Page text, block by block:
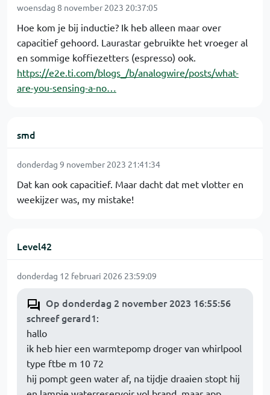
woensdag 8 november 2023 20:37:05
Hoe kom je bij inductie? Ik heb alleen maar over
capacitief gehoord. Laurastar gebruikte het vroeger al
en sommige koffiezetters (espresso) ook.
https://e2e.ti.com/blogs_/b/analogwire/posts/what-
are-you-sensing-a-no…
smd
donderdag 9 november 2023 21:41:34
Dat kan ook capacitief. Maar dacht dat met vlotter en
weekijzer was, my mistake!
Level42
donderdag 12 februari 2026 23:59:09
Op donderdag 2 november 2023 16:55:56
schreef gerard1:
hallo
ik heb hier een warmtepomp droger van whirlpool
type ftbe m 10 72
hij pompt geen water af, na tijdje draaien stopt hij